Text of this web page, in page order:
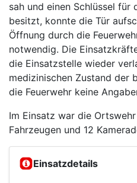
sah und einen Schlüssel für
besitzt, konnte die Tür
Öffnung durch die
notwendig. Die
die Einsatzstelle wieder
medizinischen Zustand der
die Feuerwehr keine
Im Einsatz war die
Fahrzeugen und 12
Einsatzdetails